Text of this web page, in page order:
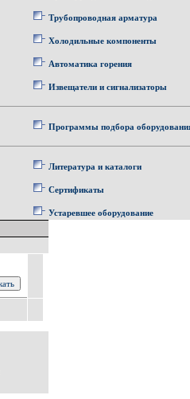
Трубопроводная арматура
Холодильные компоненты
Автоматика горения
Извещатели и сигнализаторы
Программы подбора
Литература и каталоги
Сертификаты
Устаревшее оборудование